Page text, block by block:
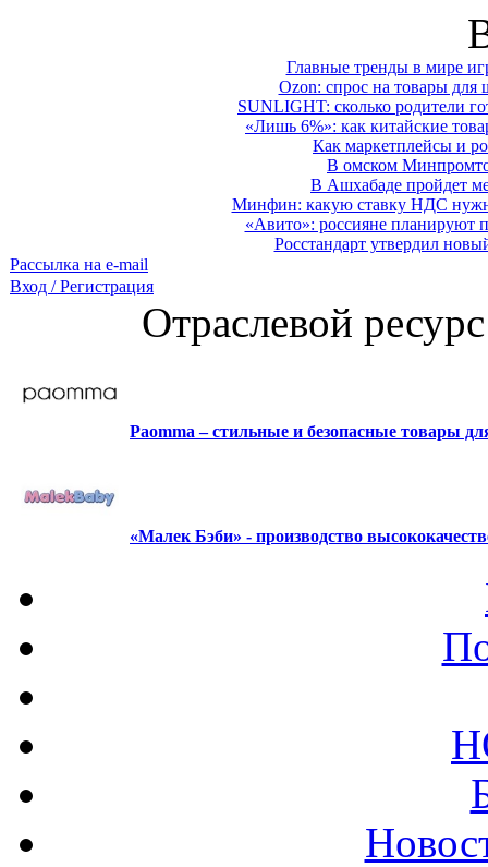
Главные тренды в мире
Ozon: спрос на товары для
SUNLIGHT: сколько родители
«Лишь 6%»: как китайские
Как маркетплейсы и
В омском
В Ашхабаде пройдет
Минфин: какую ставку НДС
«Авито»: россияне планируют
Росстандарт утвердил
Рассылка на e-mail
Вход / Регистрация
Отраслевой
Paomma – стильные и безопасные товары
«Малек Бэби» - производство